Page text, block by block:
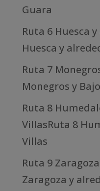
Guara
Ruta 6 Huesca
Huesca y
Ruta 7
Monegros y
Ruta 8
VillasRuta 8
Villas
Ruta 9
Zaragoza y